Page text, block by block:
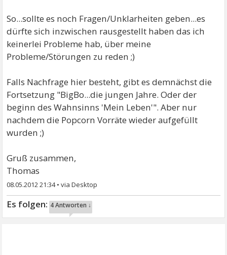
So...sollte es noch Fragen/Unklarheiten geben...es
dürfte sich inzwischen rausgestellt haben das ich
keinerlei Probleme hab, über meine
Probleme/Störungen zu reden ;)
Falls Nachfrage hier besteht, gibt es demnächst die
Fortsetzung "BigBo...die jungen Jahre. Oder der
beginn des Wahnsinns 'Mein Leben'". Aber nur
nachdem die Popcorn Vorräte wieder aufgefüllt
wurden ;)
Gruß zusammen,
Thomas
08.05.2012 21:34•
4 Antworten ↓